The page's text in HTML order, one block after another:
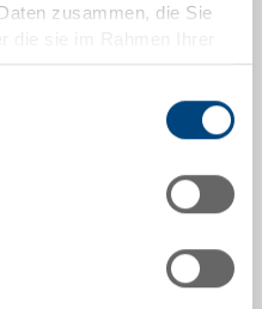
zusammen, die Sie
haben.